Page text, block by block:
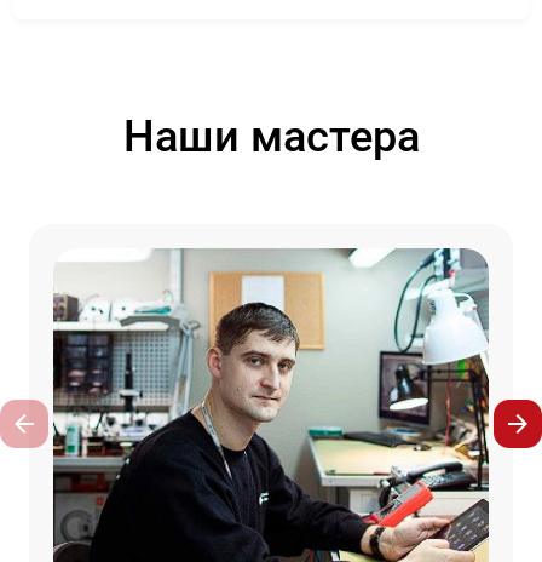
Наши мастера